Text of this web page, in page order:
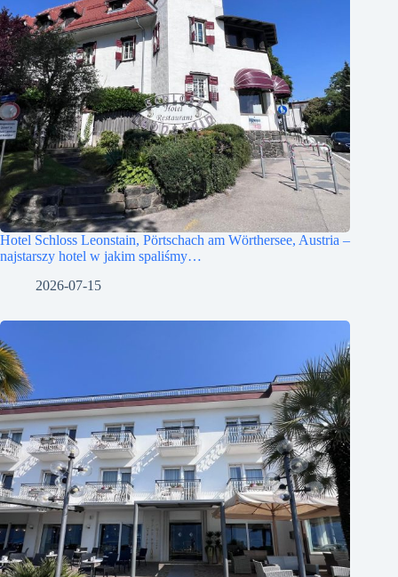
Hotel Schloss Leonstain, Pörtschach am Wörthersee, Austria –
najstarszy hotel w jakim spaliśmy…
2026-07-15